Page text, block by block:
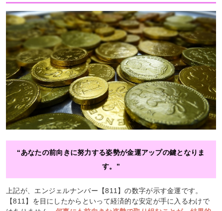
“あなたの前向きに努力する姿勢が金運アップの鍵となりま
す。”
上記が、エンジェルナンバー【811】の数字が示す金運です。
【811】を目にしたからといって経済的な安定が手に入るわけで